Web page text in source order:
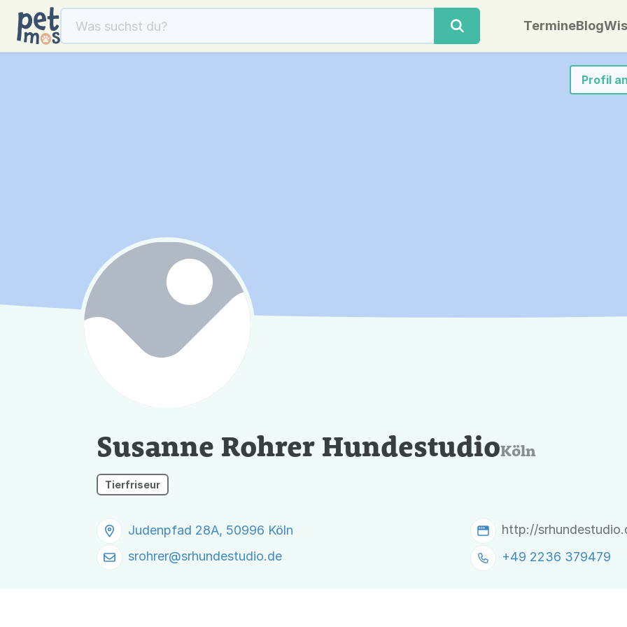
TermineBlog
Profil
Susanne Rohrer HundestudioKöln
Tierfriseur
Judenpfad 28A, 50996 Köln
http://
srohrer@srhundestudio.de +49 2236 379479